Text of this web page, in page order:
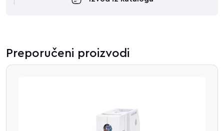
Preporučeni proizvodi